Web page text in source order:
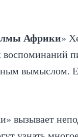
Африки»
вымыслом.
вызывает